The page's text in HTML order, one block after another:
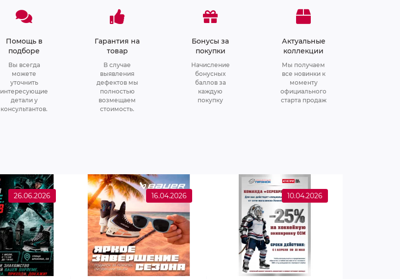
Помощь в
подборе
Вы всегда
можете
уточнить
интересующие
детали у
консультантов.
Гарантия на
товар
В случае
выявления
дефектов мы
полностью
возмещаем
стоимость.
Бонусы за
покупки
Начисление
бонусных
баллов за
каждую
покупку
Актуальные
коллекции
Мы получаем
все новинки к
моменту
официального
старта продаж
26.06.2026 16.04.2026 10.04.2026